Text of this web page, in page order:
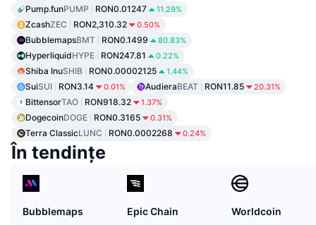
Pump.funPUMP RON0.01247 11.29%
ZcashZEC RON2,310.32 0.50%
BubblemapsBMT RON0.1499 80.83%
HyperliquidHYPE RON247.81 0.22%
Shiba InuSHIB RON0.00002125 1.44%
SuiSUI RON3.14 0.01% AudieraBEAT RON11.85 20.31%
BittensorTAO RON918.32 1.37%
DogecoinDOGE RON0.3165 0.31%
Terra ClassicLUNC RON0.0002268 0.24%
În tendințe
Bubblemaps
Epic Chain
Worldcoin